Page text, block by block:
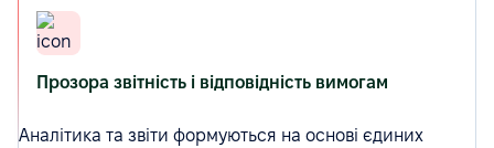
Прозора звітність і відповідність вимогам
Аналітика та звіти формуються на основі єдиних